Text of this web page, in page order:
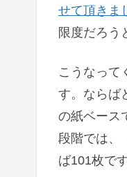
せて頂きま
限度だろう
こうなって
す。ならば
の紙ベース
段階では、
ば101枚です